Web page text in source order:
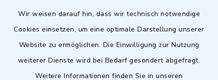
Wir weisen darauf hin, dass wir technisch notwendige
Cookies einsetzen, um eine optimale Darstellung unserer
Website zu ermöglichen. Die Einwilligung zur Nutzung
weiterer Dienste wird bei Bedarf gesondert abgefragt.
Weitere Informationen finden Sie in unseren
Kontakt
Barrierefreiheit